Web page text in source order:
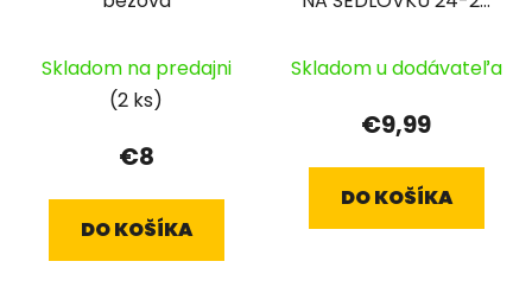
Skladom na predajni
(2 ks)
€8
DO KOŠÍKA
Skladom u dodávateľa
€9,99
DO KOŠÍKA